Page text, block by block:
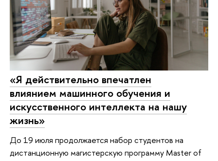
«Я действительно впечатлен
влиянием машинного обучения и
искусственного интеллекта на нашу
жизнь»
До 19 июля продолжается набор студентов на
дистанционную магистерскую программу Master of